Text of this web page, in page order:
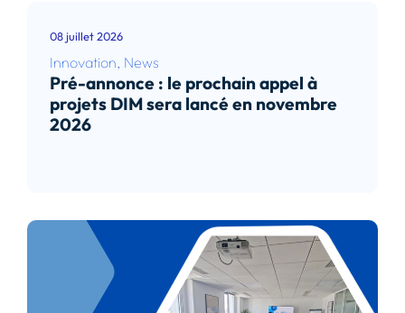
08 juillet 2026
Innovation, News
Pré-annonce : le prochain appel à
projets DIM sera lancé en novembre
2026